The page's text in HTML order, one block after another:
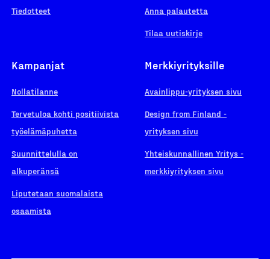
Tiedotteet Anna palautetta
Tilaa uutiskirje
Kampanjat
Nollatilanne
Tervetuloa kohti positiivista
työelämäpuhetta
Suunnittelulla on
alkuperänsä
Liputetaan suomalaista
osaamista
Merkkiyrityksille
Avainlippu-yrityksen sivu
Design from Finland -
yrityksen sivu
Yhteiskunnallinen Yritys -
merkkiyrityksen sivu